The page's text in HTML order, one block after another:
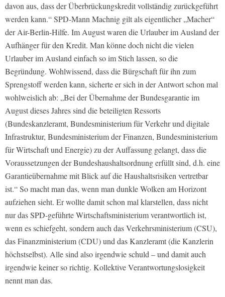
davon aus, dass der Überbrückungskredit vollständig zurückgeführt
werden kann.“ SPD-Mann Machnig gilt als eigentlicher „Macher“
der Air-Berlin-Hilfe. Im August waren die Urlauber im Ausland der
Aufhänger für den Kredit. Man könne doch nicht die vielen
Urlauber im Ausland einfach so im Stich lassen, so die
Begründung. Wohlwissend, dass die Bürgschaft für ihn zum
Sprengstoff werden kann, sicherte er sich in der Antwort schon mal
wohlweislich ab: „Bei der Übernahme der Bundesgarantie im
August dieses Jahres sind die beteiligten Ressorts
(Bundeskanzleramt, Bundesministerium für Verkehr und digitale
Infrastruktur, Bundesministerium der Finanzen, Bundesministerium
für Wirtschaft und Energie) zu der Auffassung gelangt, dass die
Voraussetzungen der Bundeshaushaltsordnung erfüllt sind, d.h. eine
Garantieübernahme mit Blick auf die Haushaltsrisiken vertretbar
ist.“ So macht man das, wenn man dunkle Wolken am Horizont
aufziehen sieht. Er wollte damit schon mal klarstellen, dass nicht
nur das SPD-geführte Wirtschaftsministerium verantwortlich ist,
wenn es schiefgeht, sondern auch das Verkehrsministerium (CSU),
das Finanzministerium (CDU) und das Kanzleramt (die Kanzlerin
höchstselbst). Alle sind also irgendwie schuld – und damit auch
irgendwie keiner so richtig. Kollektive Verantwortungslosigkeit
nennt man das.